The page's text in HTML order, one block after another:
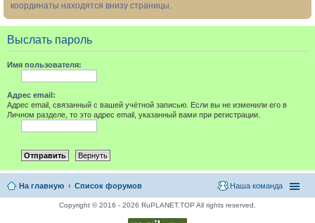
координаты находятся внизу страницы.
Выслать пароль
Имя пользователя:
Адрес email:
Адрес email, связанный с вашей учётной записью. Если вы не изменили его в
Личном разделе, то это адрес email, указанный вами при регистрации.
На главную Список форумов Наша команда
Copyright © 2016 - 2026 RuPLANET.TOP All rights reserved.